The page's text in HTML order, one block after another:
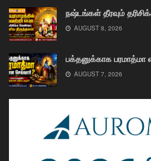
நஷ்டங்கள் தீரவும்
AUGUST 8, 2026
பக்தனுக்காக
AUGUST 7, 2026